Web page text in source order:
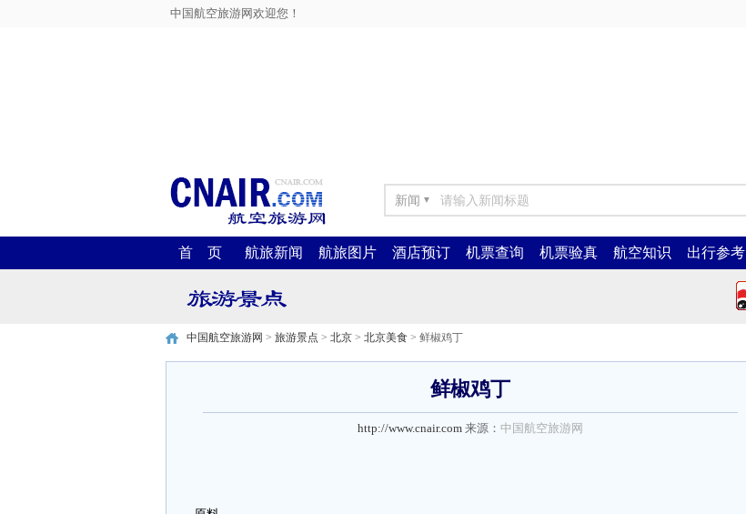
中国航空旅游网欢迎您！
新闻 ▼
首 页 航旅新闻 航旅图片 酒店预订 机票查询 机票验真 航空知识 出行参考
中国航空旅游网 > 旅游景点 > 北京 > 北京美食 > 鲜椒鸡丁
鲜椒鸡丁
http://www.cnair.com 来源： 中国航空旅游网